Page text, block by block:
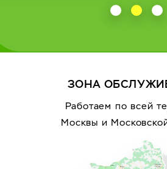
ЗОНА
Работаем по всей
Москвы и